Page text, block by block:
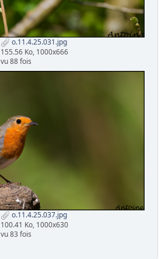
o.11.4.25.031.jpg
155.56 Ko, 1000x666
vu 88 fois
o.11.4.25.037.jpg
100.41 Ko, 1000x630
vu 83 fois